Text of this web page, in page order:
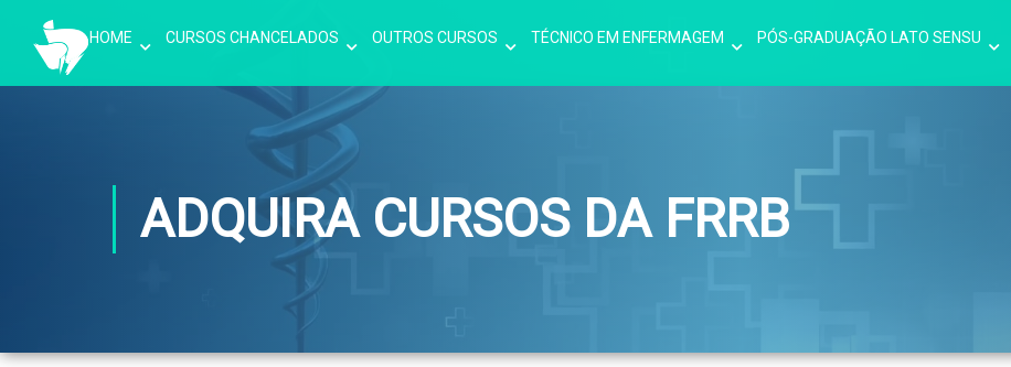
HOME CURSOS CHANCELADOS OUTROS CURSOS TÉCNICO EM ENFERMAGEM PÓS-GRADUAÇÃO LATO SENSU
ADQUIRA CURSOS DA FRRB